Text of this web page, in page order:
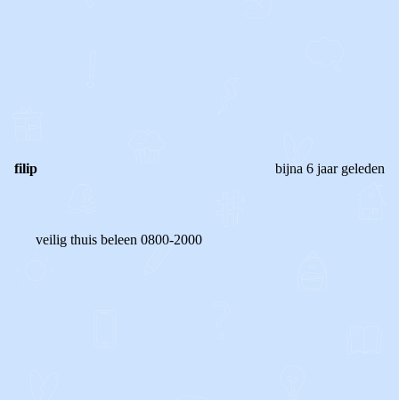
filip bijna 6 jaar geleden
veilig thuis beleen 0800-2000